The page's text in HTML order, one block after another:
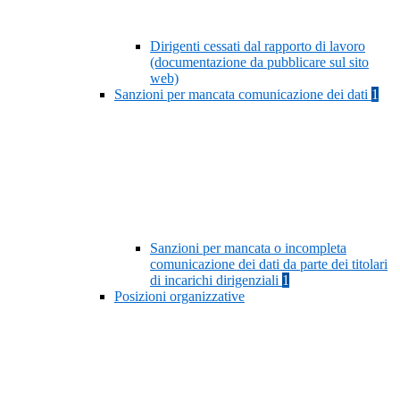
Dirigenti cessati dal rapporto di lavoro
(documentazione da pubblicare sul sito
web)
Sanzioni per mancata comunicazione dei dati 1
Sanzioni per mancata o incompleta
comunicazione dei dati da parte dei titolari
di incarichi dirigenziali 1
Posizioni organizzative